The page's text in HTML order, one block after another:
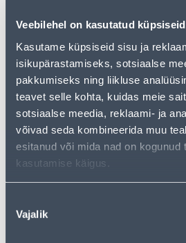
Veebilehel on kasutatud
Kasutame küpsiseid sisu ja
isikupärastamiseks, sotsiaalse
pakkumiseks ning liikluse
teavet selle kohta, kuidas meie
sotsiaalse meedia, reklaami- ja
võivad seda kombineerida muu
esitanud või mida nad on kogunud
kasutamise käigus.
valik
Vajalik
the regular store
− + ADD
See availability
Courier service to home from